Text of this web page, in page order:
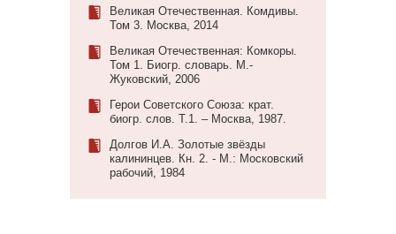
Великая Отечественная. Комдивы.
Том 3. Москва, 2014
Великая Отечественная: Комкоры.
Том 1. Биогр. словарь. М.-
Жуковский, 2006
Герои Советского Союза: крат.
биогр. слов. Т.1. – Москва, 1987.
Долгов И.А. Золотые звёзды
калининцев. Кн. 2. - М.: Московский
рабочий, 1984